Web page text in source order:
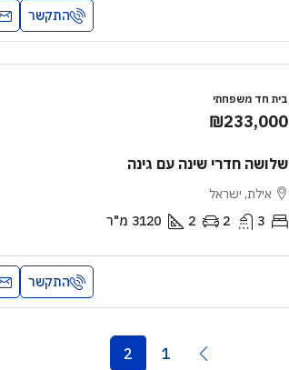
התקשר
בית חד משפחתי
₪233,000
שלושה חדרי שינה עם גינה
אילת, ישראל
3
2
2
3120 מ"ר
התקשר
1
2